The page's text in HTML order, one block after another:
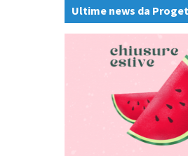
Ultime news da